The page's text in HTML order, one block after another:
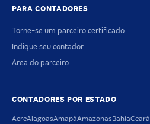
PARA CONTADORES
Torne-se um parceiro certificado
Indique seu contador
Área do parceiro
CONTADORES POR ESTADO
AcreAlagoasAmapáAmazonas BahiaCeará